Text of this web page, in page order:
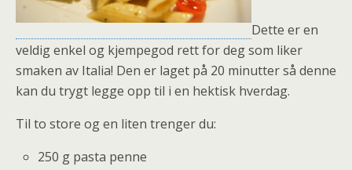
Dette er en
veldig enkel og kjempegod rett for deg som liker
smaken av Italia! Den er laget på 20 minutter så denne
kan du trygt legge opp til i en hektisk hverdag.
Til to store og en liten trenger du:
250 g pasta penne